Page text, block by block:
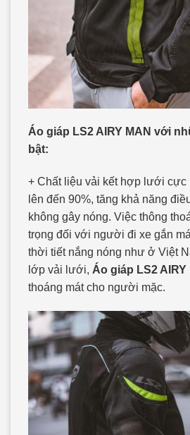
Áo giáp LS2 AIRY MAN với
bật:
+ Chất liệu vải kết hợp lưới cực
lên đến 90%, tăng khả năng
không gây nóng. Việc thông
trọng đối với người đi xe gắn
thời tiết nắng nóng như ở Việt
lớp vải lưới, Áo giáp LS2 AIRY
thoáng mát cho người mặc.